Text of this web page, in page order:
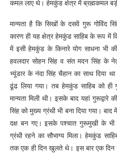
कमल लाए थे। हेमकुंड क्षेत्र में ब्रह्मकमल
मान्यता है कि सिखों के दसवें गुरू गोविंद
कारण ही यह क्षेत्र हेमकुंड साहिब के रूप में
में इसी हेमकुंड के किनारे योग साधना भी
हवलदार सोहन सिंह व संत मदन सिंह के
भ्यूंडार के नंदा सिंह चैहान का साथ दिया
ढूंढ लिया गया। तब हेमकुंड साहिब को
मान्यता मिली थी। इसके बाद यहां गुरूद्वारे
सिंह को मुख्य ग्रंथी भी बना दिया गया।
दक्ष बन गए। इसके पश्चात गुरूमुखी के भी
ग्रंथी रहने का सौभाग्य मिला। हेमकुंड
तक एक ही दिन खुलते थे। इस बार एक दिन